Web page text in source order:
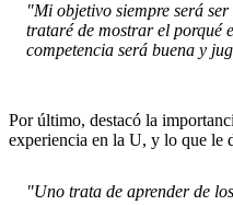
"Mi objetivo siempre será
trataré de mostrar el porqué
competencia será buena y
Por último, destacó la
experiencia en la U, y lo que le
"Uno trata de aprender de